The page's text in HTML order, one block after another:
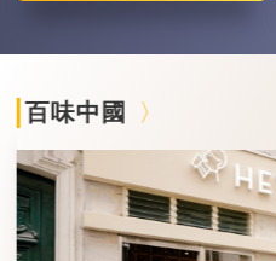
百味中國